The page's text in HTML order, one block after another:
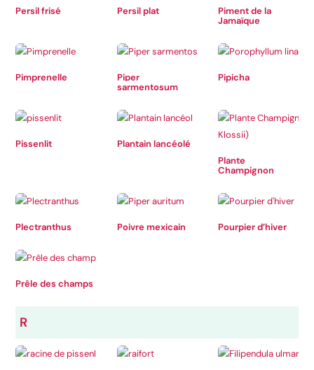
Persil frisé Persil plat
Piment de la
Jamaïque
Pimprenelle
Piper
sarmentosum
Pipicha
Pissenlit
Plantain lancéolé
Plante
Champignon
Plectranthus Poivre mexicain Pourpier d’hiver
Prêle des champs
R